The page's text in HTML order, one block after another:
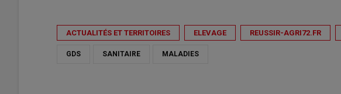
ACTUALITÉS ET TERRITOIRES ELEVAGE REUSSIR-AGRI72.FR
GDS SANITAIRE MALADIES